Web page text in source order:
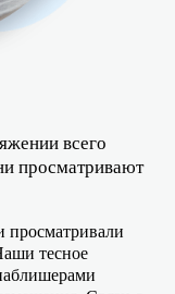
всего
просматривают
просматривали
тесное